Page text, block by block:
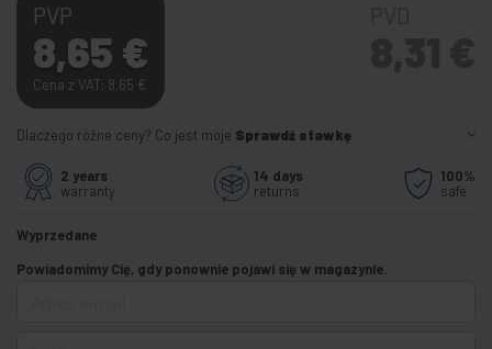
PVP
8,65 €
Cena z VAT: 8,65 €
Dlaczego różne ceny? Co jest moje Sprawdź stawkę
2 years
warranty
14 days
returns
100%
safe
Wyprzedane
Powiadomimy Cię, gdy ponownie pojawi się w magazynie.